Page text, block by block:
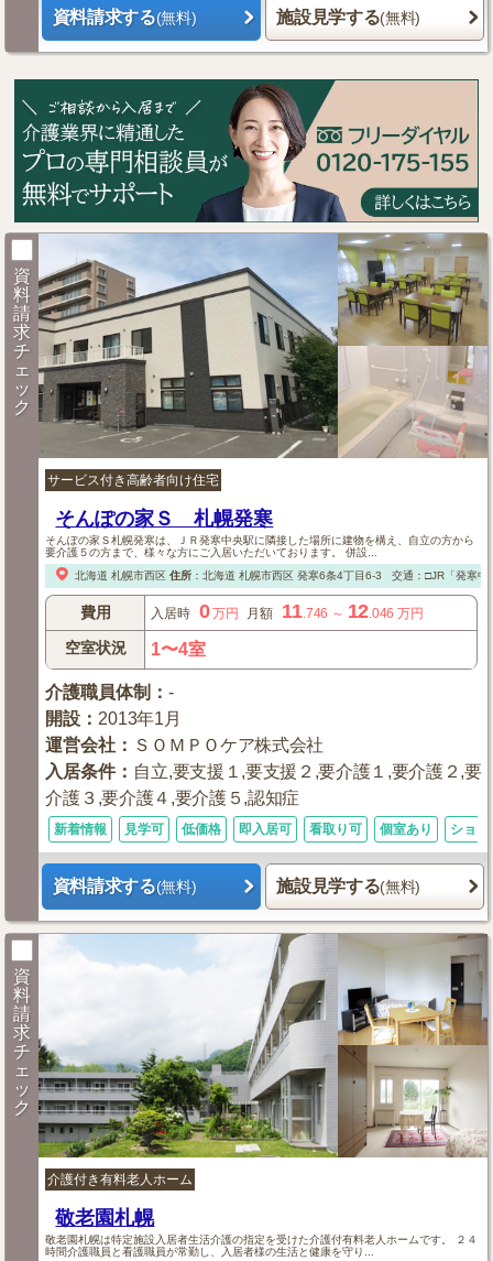
資料請求する(無料) 施設見学する(無料)
資
料
請
求
チ
ェ
ッ
ク
サービス付き高齢者向け住宅
そんぽの家Ｓ 札幌発寒
そんぽの家Ｓ札幌発寒は、ＪＲ発寒中央駅に隣接した場所に建物を構え、自立の方から
要介護５の方まで、様々な方にご入居いただいております。 併設...
北海道 札幌市西区 住所： 北海道 札幌市西区発寒6条4丁目6-3 交通：□JR「発寒中
費用 入居時 0万円 月額 11 .746 ～ 12 .046 万円
空室状況 1〜4室
介護職員体制 ：-
開設 ： 2013年1月
運営会社 ： ＳＯＭＰＯケア株式会社
入居条件： 自立,要支援１,要支援２,要介護１,要介護２,要
介護３,要介護４,要介護５,認知症
新着情報 見学可 低価格 即入居可 看取り可 個室あり ショ
資料請求する(無料) 施設見学する(無料)
資
料
請
求
チ
ェ
ッ
ク
介護付き有料老人ホーム
敬老園札幌
敬老園札幌は特定施設入居者生活介護の指定を受けた介護付有料老人ホームです。 ２４
時間介護職員と看護職員が常勤し、入居者様の生活と健康を守り...